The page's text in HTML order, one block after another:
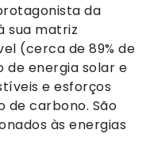
da
sua matriz
(cerca de 89% de
de energia solar e
e esforços
carbono. São
às energias